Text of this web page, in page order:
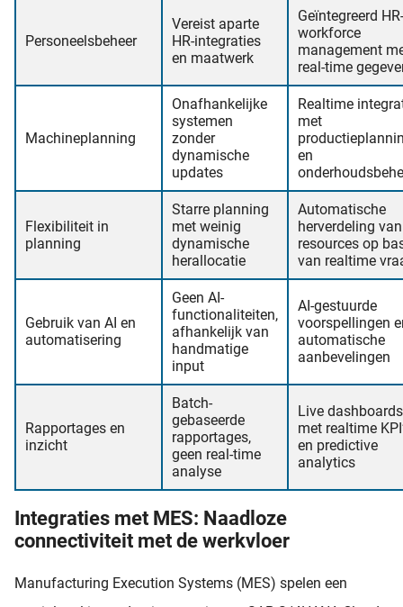
Personeelsbeheer
Vereist aparte
HR-integraties
en maatwerk
Geïntegreerd
workforce
management
real-time
Machineplanning
Onafhankelijke
systemen
zonder
dynamische
updates
Realtime
met
en
Flexibiliteit in
planning
Starre planning
met weinig
dynamische
herallocatie
Automatische
herverdeling van
resources op
van realtime
Gebruik van AI en
automatisering
Geen AI-
functionaliteiten,
afhankelijk van
handmatige
input
AI-gestuurde
voorspellingen
automatische
aanbevelingen
Rapportages en
inzicht
Batch-
gebaseerde
rapportages,
geen real-time
analyse
Live dashboards
met realtime
en predictive
analytics
Integraties met MES: Naadloze
connectiviteit met de werkvloer
Manufacturing Execution Systems (MES) spelen een